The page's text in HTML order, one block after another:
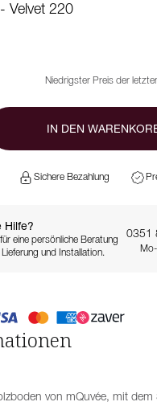
Velvet 220
Niedrigster Preis der
IN DEN
Sichere Bezahlung
Hilfe?
eine persönliche Beratung
und Installation.
0351
von mQuvée, mit dem